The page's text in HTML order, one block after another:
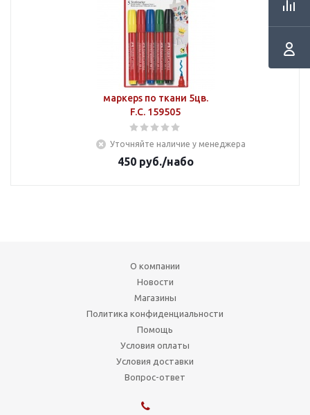
маркерs по ткани 5цв.
F.C. 159505
Уточняйте наличие у менеджера
450руб./набо
О компании
Новости
Магазины
Политика конфиденциальности
Помощь
Условия оплаты
Условия доставки
Вопрос-ответ